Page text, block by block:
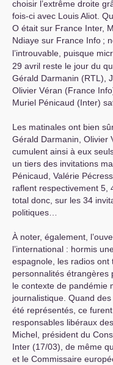
choisir l’extrême droite
fois-ci avec Louis Aliot.
O était sur France Inter,
Ndiaye sur France Info ;
l’introuvable, puisque
29 avril reste le jour du
Gérald Darmanin (RTL ),
Olivier Véran (France
Muriel Pénicaud (Inter)
Les matinales ont bien
Gérald Darmanin, Olivier
cumulent ainsi à eux
un tiers des invitations
Pénicaud, Valérie
raflent respectivement 5,
total donc, sur les 34
politiques…
À noter, également,
l’international : hormis
espagnole, les radios
personnalités étrangères
le contexte de pandémie
journalistique. Quand
été représentés, ce
responsables libéraux
Michel, président du
Inter (17/03), de même
et le Commissaire